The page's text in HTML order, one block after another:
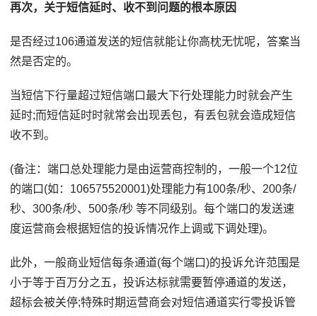
再次，关于短信延时、收不到问题的根本原因
是否经过106通道发送的短信就能让你高枕无忧呢，答案当
然是否定的。
当短信下行量超过短信端口最大下行处理能力时就会产生
延时;而短信延时时就常会出现丢包，有丢包就会造成短信
收不到。
(备注：端口总处理能力是由运营商控制的，一般一个12位
的端口(如：106575520001)处理能力有100条/秒、200条/
秒、300条/秒、500条/秒 等不同级别。每个端口的发送速
度运营商会根据短信的投诉情况作上调或下调处理)。
此外，一般商业短信每条通道(每个端口)的投诉允许范围是
小于等于百万分之五，投诉达标就需要暂停通道的发送，
超标会被关停;特殊时期运营商会对短信通道实行零投诉管